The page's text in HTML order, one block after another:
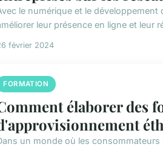
le numérique et le
leur présence en ligne et leur
février 2024
FORMATION
élaborer des
un monde où les